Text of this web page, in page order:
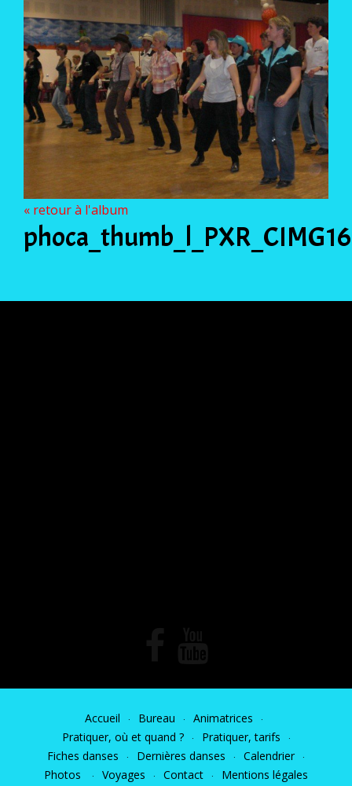
« retour à l'album
Accueil Bureau
Animatrices
Pratiquer, où et quand ?
Pratiquer, tarifs
Fiches danses
Dernières danses
Calendrier
Photos
Voyages Contact Mentions légales